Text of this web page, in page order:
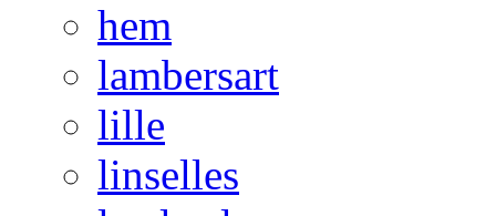
hem
lambersart
lille
linselles